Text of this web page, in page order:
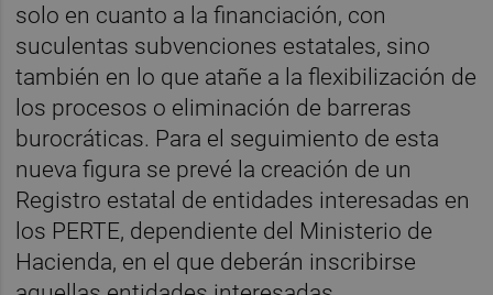
solo en cuanto a la financiación, con
suculentas subvenciones estatales, sino
también en lo que atañe a la flexibilización de
los procesos o eliminación de barreras
burocráticas. Para el seguimiento de esta
nueva figura se prevé la creación de un
Registro estatal de entidades interesadas en
los PERTE, dependiente del Ministerio de
Hacienda, en el que deberán inscribirse